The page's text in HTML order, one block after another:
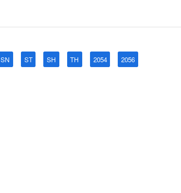
SN ST SH TH 2054 2056